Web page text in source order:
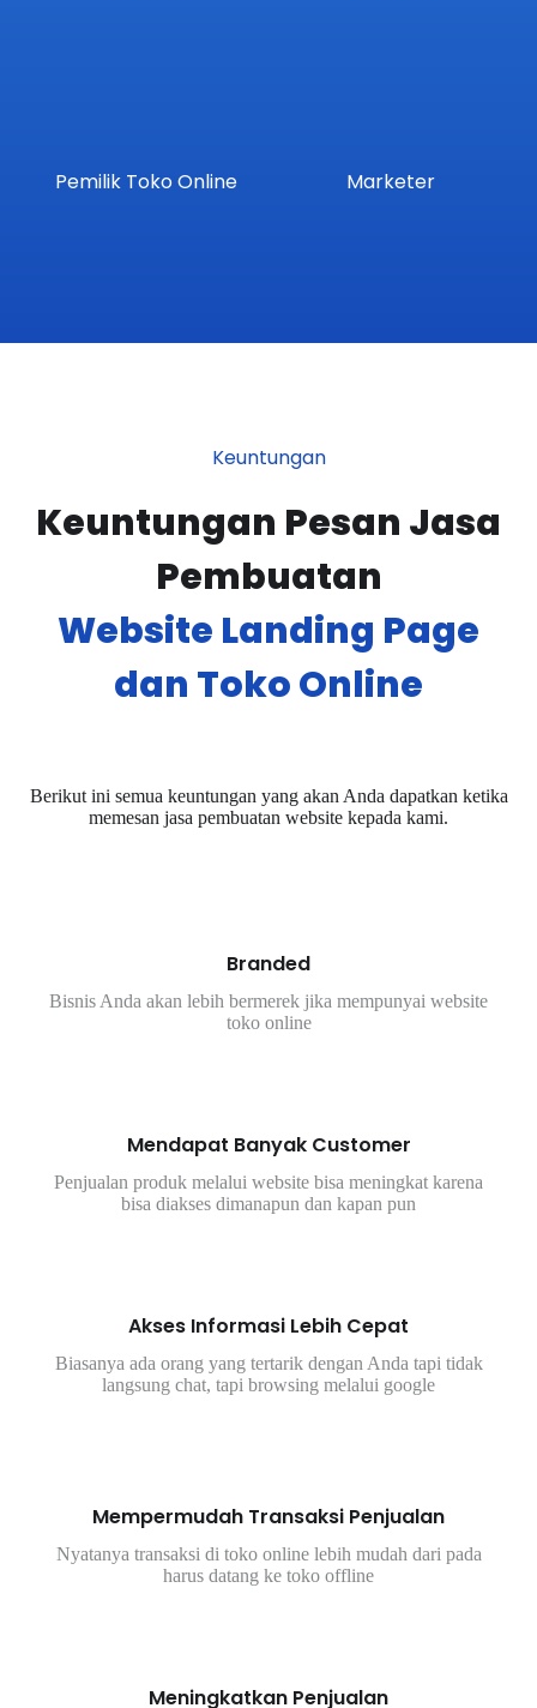
Pemilik Toko Online Marketer
Keuntungan
Keuntungan Pesan Jasa
Pembuatan
Website Landing Page
dan Toko Online
Berikut ini semua keuntungan yang akan Anda dapatkan ketika
memesan jasa pembuatan website kepada kami.
Branded
Bisnis Anda akan lebih bermerek jika mempunyai website
toko online
Mendapat Banyak Customer
Penjualan produk melalui website bisa meningkat karena
bisa diakses dimanapun dan kapan pun
Akses Informasi Lebih Cepat
Biasanya ada orang yang tertarik dengan Anda tapi tidak
langsung chat, tapi browsing melalui google
Mempermudah Transaksi Penjualan
Nyatanya transaksi di toko online lebih mudah dari pada
harus datang ke toko offline
Meningkatkan Penjualan